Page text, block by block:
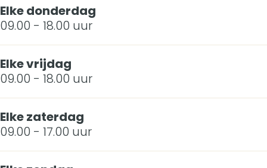
V
u
g
h
t
Elke donderdag
09.00 - 18.00 uur
Elke vrijdag
09.00 - 18.00 uur
Elke zaterdag
09.00 - 17.00 uur